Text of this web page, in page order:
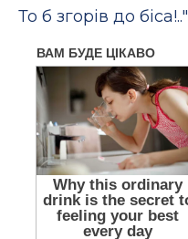
То б згорів до біса!.."